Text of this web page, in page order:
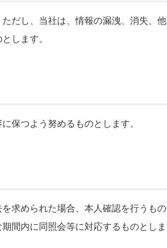
だし、当社は、情報の漏洩、消失、他
します。
保つよう努めるものとします。
求められた場合、本人確認を行うもの
間内に同照会等に対応するものとしま